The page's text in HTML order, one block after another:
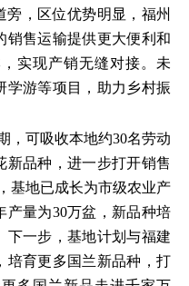
旁，区位优势明显，福州
销售运输提供更大便利和
实现产销无缝对接。未
学游等项目，助力乡村振
，可吸收本地约30名劳动
新品种，进一步打开销售
基地已成长为市级农业产
产量为30万盆，新品种培
下一步，基地计划与福建
培育更多国兰新品种，打